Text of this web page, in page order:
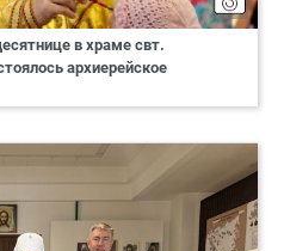
в храме свт.
архиерейское